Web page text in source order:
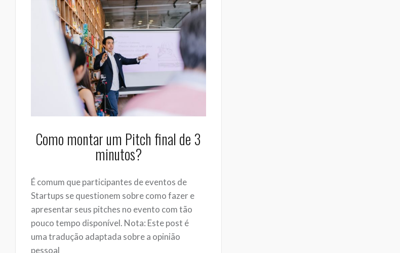
Como montar um Pitch final de 3
minutos?
É comum que participantes de eventos de
Startups se questionem sobre como fazer e
apresentar seus pitches no evento com tão
pouco tempo disponível. Nota: Este post é
uma tradução adaptada sobre a opinião
pessoal